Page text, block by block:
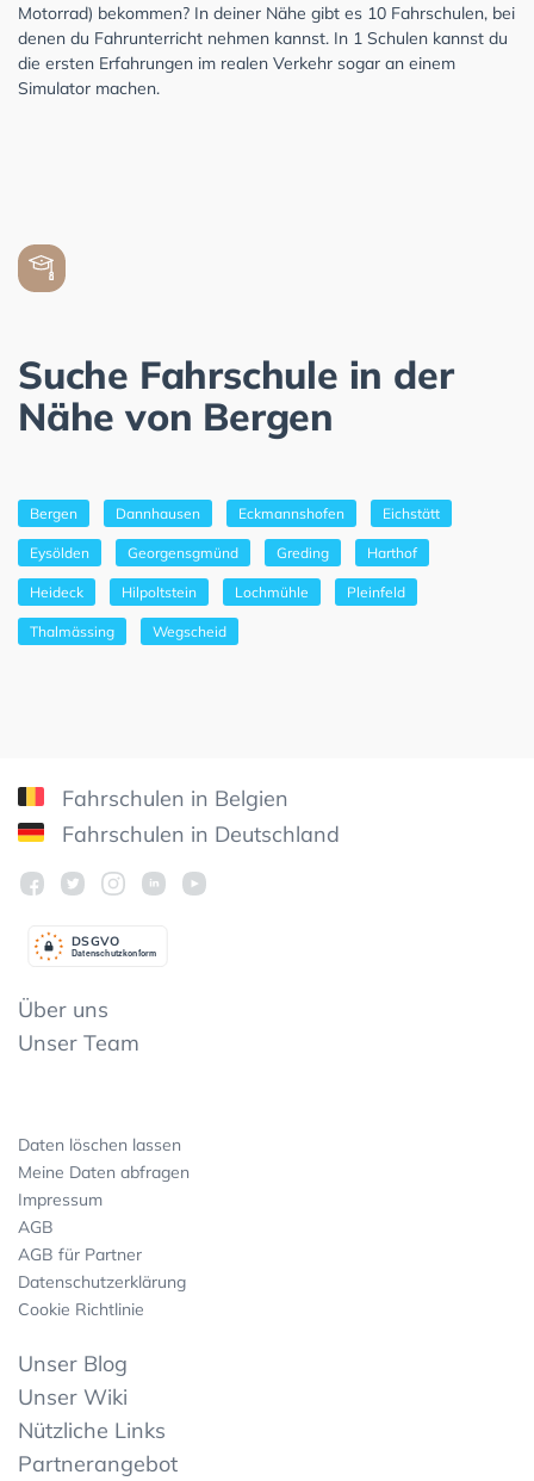
Motorrad) bekommen? In deiner Nähe gibt es 10 Fahrschulen, bei
denen du Fahrunterricht nehmen kannst. In 1 Schulen kannst du
die ersten Erfahrungen im realen Verkehr sogar an einem
Simulator machen.
Suche Fahrschule in der
Nähe von Bergen
Bergen Dannhausen Eckmannshofen Eichstätt
Eysölden Georgensgmünd Greding Harthof
Heideck Hilpoltstein Lochmühle Pleinfeld
Thalmässing Wegscheid
Fahrschulen in Belgien
Fahrschulen in Deutschland
Datenschutzkonform
DSGVO
Über uns
Unser Team
Daten löschen lassen
Meine Daten abfragen
Impressum
AGB
AGB für Partner
Datenschutzerklärung
Cookie Richtlinie
Unser Blog
Unser Wiki
Nützliche Links
Partnerangebot